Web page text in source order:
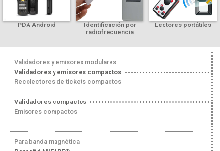
PDA Android
Identificación por
radiofrecuencia
Lectores portátiles
Validadores y emisores modulares
Validadores y emisores compactos
Recolectores de tickets compactos
Validadores compactos
Emisores compactos
Para banda magnética